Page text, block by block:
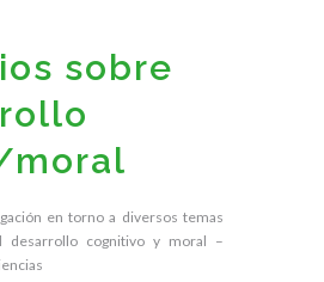
sobre
en torno a diversos temas
desarrollo cognitivo y moral –